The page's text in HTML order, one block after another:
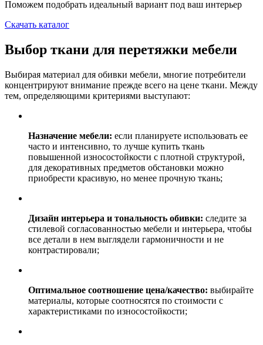
Поможем подобрать идеальный вариант под ваш интерьер
Скачать каталог
Выбор ткани для перетяжки мебели
Выбирая материал для обивки мебели, многие потребители
концентрируют внимание прежде всего на цене ткани. Между
тем, определяющими критериями выступают:
Назначение мебели: если планируете использовать ее
часто и интенсивно, то лучше купить ткань
повышенной износостойкости с плотной структурой,
для декоративных предметов обстановки можно
приобрести красивую, но менее прочную ткань;
Дизайн интерьера и тональность обивки: следите за
стилевой согласованностью мебели и интерьера, чтобы
все детали в нем выглядели гармоничности и не
контрастировали;
Оптимальное соотношение цена/качество: выбирайте
материалы, которые соотносятся по стоимости с
характеристиками по износостойкости;